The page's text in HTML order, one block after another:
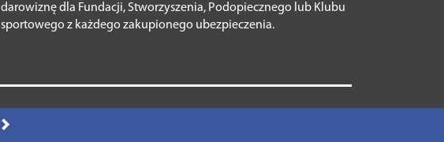
darowiznę dla Fundacji, Stworzyszenia, Podopiecznego lub Klubu
sportowego z każdego zakupionego ubezpieczenia.